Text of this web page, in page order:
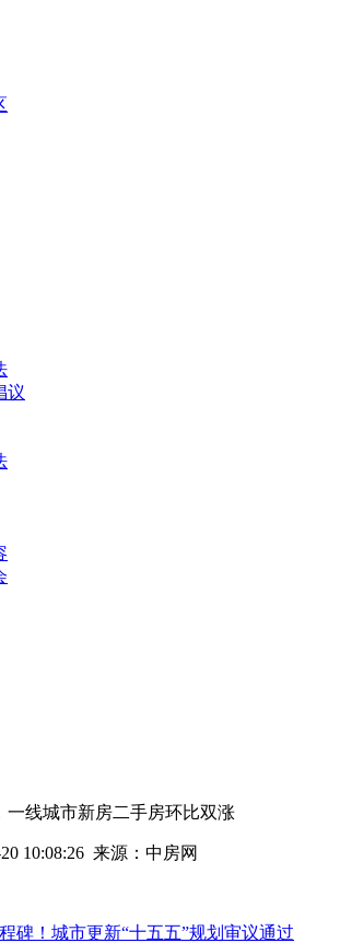
议
一线城市新房二手房环比双涨
10:08:26 来源： 中房网
碑！城市更新“十五五”规划审议通过